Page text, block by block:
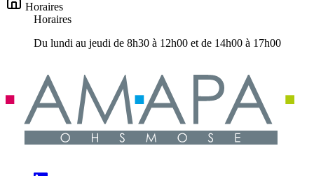
Horaires
Horaires
Du lundi au jeudi de 8h30 à 12h00 et de 14h00 à 17h00